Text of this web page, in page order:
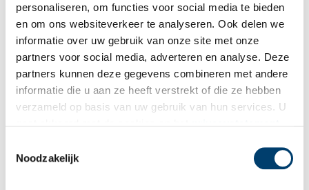
personaliseren, om functies voor social media te bieden
en om ons websiteverkeer te analyseren. Ook delen we
informatie over uw gebruik van onze site met onze
partners voor social media, adverteren en analyse. Deze
partners kunnen deze gegevens combineren met andere
informatie die u aan ze heeft verstrekt of die ze hebben
verzameld op basis van uw gebruik van hun services. U
Noodzakelijk
Texels juttersbloed kruipt waar het niet gaan kan
Jutten hoort bij Texel. Al eeuwenlang verdienen de
eilandbewoners wat bij met de scheepsladingen die na hevige
steeds genoeg te vinden. Van een simpele reddingsboei tot
een container vol gloednieuwe televisies.